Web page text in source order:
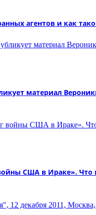
агентов и как
материал
США в Ираке».